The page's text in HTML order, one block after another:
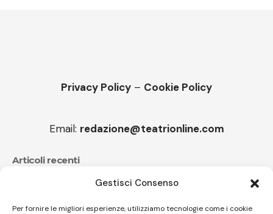
Gestisci Consenso
Per fornire le migliori esperienze, utilizziamo tecnologie come i cookie
Privacy Policy – Cookie Policy
Email: redazione@teatrionline.com
Articoli recenti
Festival Teatrale Borgio Verezzi, La cameriera brillante